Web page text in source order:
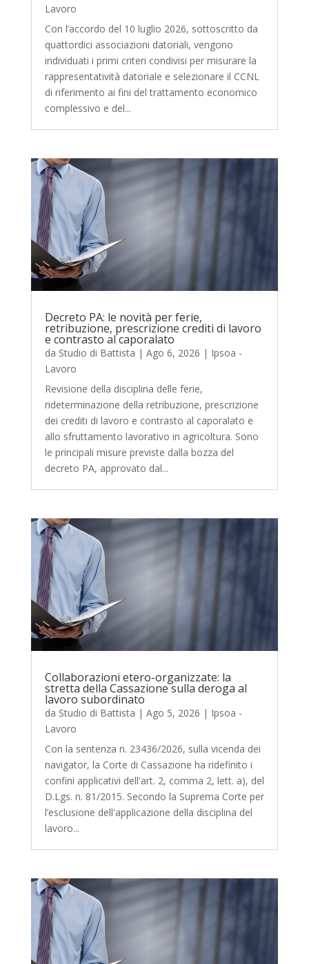
Lavoro
Con l’accordo del 10 luglio 2026, sottoscritto da
quattordici associazioni datoriali, vengono
individuati i primi criteri condivisi per misurare la
rappresentatività datoriale e selezionare il CCNL
di riferimento ai fini del trattamento economico
complessivo e del...
Decreto PA: le novità per ferie,
retribuzione, prescrizione crediti di lavoro
e contrasto al caporalato
da Studio di Battista | Ago 6, 2026 | Ipsoa -
Lavoro
Revisione della disciplina delle ferie,
rideterminazione della retribuzione, prescrizione
dei crediti di lavoro e contrasto al caporalato e
allo sfruttamento lavorativo in agricoltura. Sono
le principali misure previste dalla bozza del
decreto PA, approvato dal...
Collaborazioni etero-organizzate: la
stretta della Cassazione sulla deroga al
lavoro subordinato
da Studio di Battista | Ago 5, 2026 | Ipsoa -
Lavoro
Con la sentenza n. 23436/2026, sulla vicenda dei
navigator, la Corte di Cassazione ha ridefinito i
confini applicativi dell'art. 2, comma 2, lett. a), del
D.Lgs. n. 81/2015. Secondo la Suprema Corte per
l’esclusione dell'applicazione della disciplina del
lavoro...